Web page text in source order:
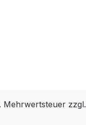
Mehrwertsteuer zzgl.